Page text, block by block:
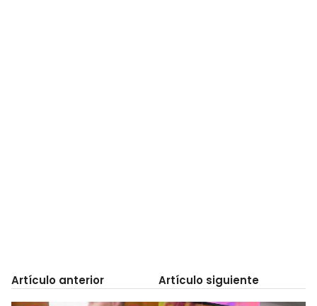
Artículo anterior Artículo siguiente